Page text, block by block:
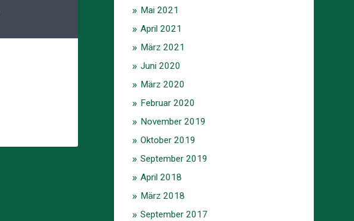
Mai 2021
April 2021
März 2021
Juni 2020
März 2020
Februar 2020
November 2019
Oktober 2019
September 2019
April 2018
März 2018
September 2017